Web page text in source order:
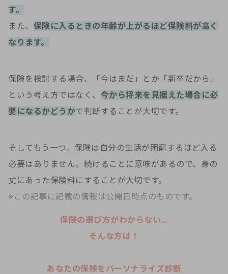
す。
また、 保険に入るときの年齢が上がるほど保険料が高く
なります。
保険を検討する場合、「今はまだ」とか「新卒だから」
という考え方ではなく、 今から将来を見据えた場合に必
要になるかどうかで判断することが大切です。
そしてもう一つ。保険は自分の生活が困窮するほど入る
必要はありません。続けることに意味があるので、身の
丈にあった保険料にすることが大切です。
※この記事に記載の情報は公開日時点のものです。
保険の選び方がわからない…
そんな方は！
あなたの保険をパーソナライズ診断